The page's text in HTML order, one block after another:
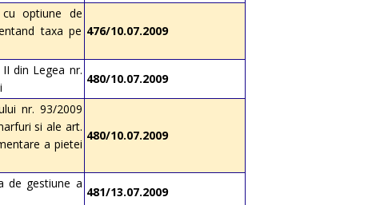
optiune de
taxa pe 476/10.07.2009
din Legea nr.
480/10.07.2009
nr. 93/2009
si ale art.
a pietei
480/10.07.2009
de gestiune a
481/13.07.2009